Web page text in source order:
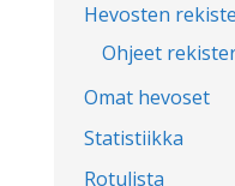
Hevosten
Ohjeet
Omat hevoset
Statistiikka
Rotulista